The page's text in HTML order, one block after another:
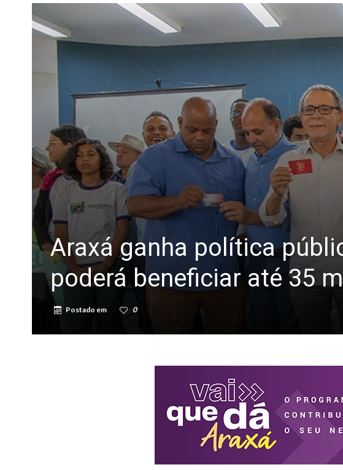
Araxá ganha política
poderá beneficiar até 35
Postado em 0